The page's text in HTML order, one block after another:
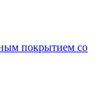
покрытием cо